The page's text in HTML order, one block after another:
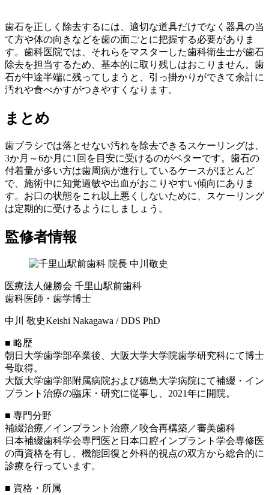
歯石を正しく除去するには、適切な道具だけでなく器具の当
て方や体の向きなどを歯の面ごとに把握する必要がありま
す。歯科医院では、それらをマスターした歯科衛生士が歯石
除去を担当するため、基本的に取り残しはおこりません。歯
石が中途半端に残ってしまうと、引っ掛かりができて余計に
汚れや食べかすがつきやすくなります。
まとめ
歯ブラシでは落とせない汚れを除去できるスケーリングは、
3か月～6か月に1回を目安に受けるのがベターです。歯石の
付着量が多い方は歯周病が進行しているケースがほとんど
で、施術中に知覚過敏や出血がおこりやすい傾向にありま
す。お口の状態をこれ以上悪くしないために、スケーリング
は定期的に受けるようにしましょう。
監修者情報
医療法人健勝会 千里山駅前歯科
歯科医師・歯学博士
中川 敬史Keishi Nakagawa / DDS PhD
■ 略歴
朝日大学歯学部卒業後、大阪大学大学院歯学研究科にて博士
号取得。
大阪大学歯学部附属病院および徳島大学病院にて補綴・イン
プラント治療の臨床・研究に従事し、2021年に開院。
■ 専門分野
補綴治療／インプラント治療／咬合再構築／審美歯科
日本補綴歯科学会専門医と日本口腔インプラント学会専修医
の両資格を有し、機能回復と外科的視点の双方から総合的に
診療を行っています。
■ 資格・所属